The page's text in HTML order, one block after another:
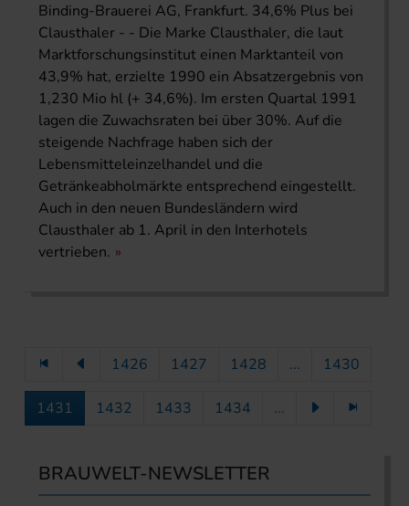
Binding-Brauerei AG, Frankfurt. 34,6% Plus bei
Clausthaler - - Die Marke Clausthaler, die laut
Marktforschungsinstitut einen Marktanteil von
43,9% hat, erzielte 1990 ein Absatzergebnis von
1,230 Mio hl (+ 34,6%). Im ersten Quartal 1991
lagen die Zuwachsraten bei über 30%. Auf die
steigende Nachfrage haben sich der
Lebensmitteleinzelhandel und die
Getränkeabholmärkte entsprechend eingestellt.
Auch in den neuen Bundesländern wird
Clausthaler ab 1. April in den Interhotels
vertrieben.
1426 1427 1428 ... 1430
1431 1432 1433 1434 ...
BRAUWELT-NEWSLETTER